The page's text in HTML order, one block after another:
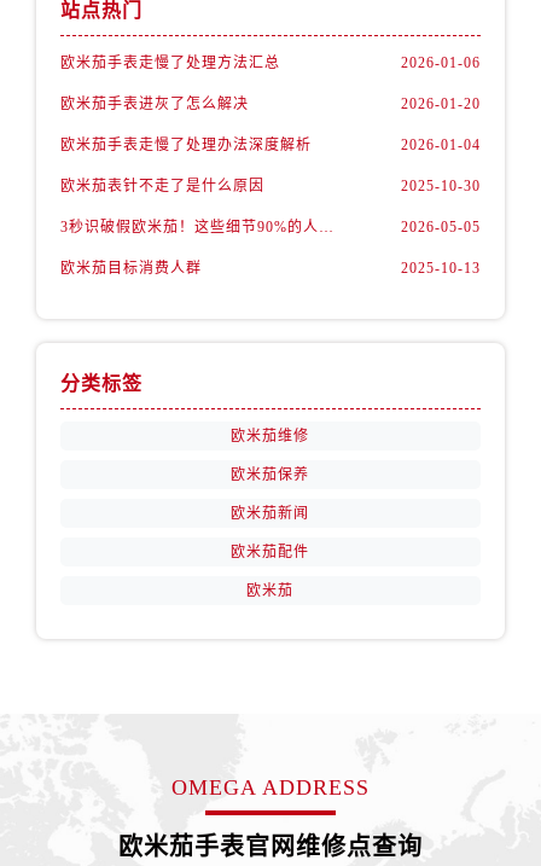
安徽省铜陵市铜官区石城大道售后服务中心（需提前预约）
站点热门
欧米茄手表走慢了处理方法汇总 2026-01-06
欧米茄手表进灰了怎么解决 2026-01-20
欧米茄手表走慢了处理办法深度解析 2026-01-04
欧米茄表针不走了是什么原因 2025-10-30
3秒识破假欧米茄！这些细节90%的人都忽略了 2026-05-05
欧米茄目标消费人群 2025-10-13
分类标签
欧米茄维修
欧米茄保养
欧米茄新闻
欧米茄配件
欧米茄
OMEGA ADDRESS
欧米茄手表官网维修点查询